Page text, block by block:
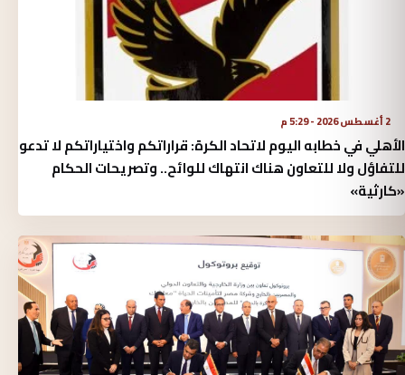
2 أغسطس 2026 - 5:29 م
الأهلي في خطابه اليوم لاتحاد الكرة:‏ قراراتكم واختياراتكم لا تدعو
للتفاؤل ولا للتعاون هناك انتهاك للوائح.. وتصريحات الحكام
«كارثية»‏